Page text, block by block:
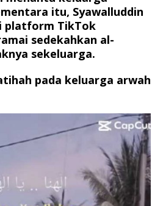
itu, Syawalluddin
platform TikTok
sedekahkan al-
sekeluarga.
pada keluarga arwah